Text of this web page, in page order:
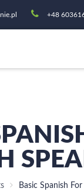
+48
Basic Spanish